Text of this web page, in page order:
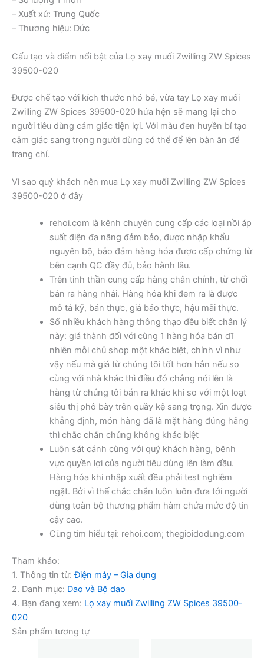
– Xuất xứ: Trung Quốc
– Thương hiệu: Đức
Cấu tạo và điểm nổi bật của Lọ xay muối Zwilling ZW Spices
39500-020
Được chế tạo với kích thước nhỏ bé, vừa tay Lọ xay muối
Zwilling ZW Spices 39500-020 hứa hện sẽ mang lại cho
người tiêu dùng cảm giác tiện lợi. Với màu đen huyền bí tạo
cảm giác sang trọng người dùng có thể để lên bàn ăn để
trang chí.
Vì sao quý khách nên mua Lọ xay muối Zwilling ZW Spices
39500-020 ở đây
rehoi.com là kênh chuyên cung cấp các loại nồi áp
suất điện đa năng đảm bảo, được nhập khẩu
nguyên bộ, bảo đảm hàng hóa được cấp chứng từ
bên cạnh QC đầy đủ, bảo hành lâu.
Trên tinh thần cung cấp hàng chân chính, từ chối
bán ra hàng nhái. Hàng hóa khi đem ra là được
mô tả kỹ, bán thực, giá báo thực, hậu mãi thực.
Số nhiều khách hàng thông thạo đều biết chân lý
này: giá thành đối với cùng 1 hàng hóa bán dĩ
nhiên mỗi chủ shop một khác biệt, chính vì như
vậy nếu mà giá từ chúng tôi tốt hơn hẳn nếu so
cùng với nhà khác thì điều đó chẳng nói lên là
hàng từ chúng tôi bán ra khác khi so với một loạt
siêu thị phô bày trên quầy kệ sang trọng. Xin được
khẳng định, món hàng đã là mặt hàng đúng hãng
thì chắc chắn chúng không khác biệt
Luôn sát cánh cùng với quý khách hàng, bênh
vực quyền lợi của người tiêu dùng lên làm đầu.
Hàng hóa khi nhập xuất đều phải test nghiêm
ngặt. Bởi vì thế chắc chắn luôn luôn đưa tới người
dùng toàn bộ thương phẩm hàm chứa mức độ tin
cậy cao.
Cùng tìm hiểu tại: rehoi.com; thegioidodung.com
Tham khảo:
1. Thông tin từ:Điện máy – Gia dụng
2. Danh mục: Dao và Bộ dao
4. Bạn đang xem: Lọ xay muối Zwilling ZW Spices 39500-
020
Sản phẩm tương tự